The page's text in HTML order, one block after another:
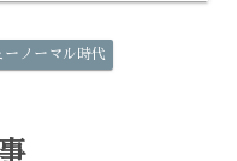
ーノーマル時代